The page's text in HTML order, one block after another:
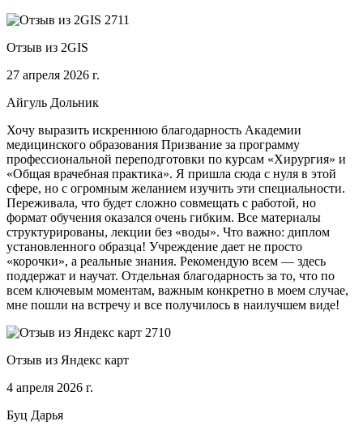
Отзыв из 2GIS
27 апреля 2026 г.
Айгуль Дольник
Хочу выразить искреннюю благодарность Академии
медицинского образования Призвание за программу
профессиональной переподготовки по курсам «Хирургия» и
«Общая врачебная практика». Я пришла сюда с нуля в этой
сфере, но с огромным желанием изучить эти специальности.
Переживала, что будет сложно совмещать с работой, но
формат обучения оказался очень гибким. Все материалы
структурированы, лекции без «воды». Что важно: диплом
установленного образца! Учреждение дает не просто
«корочки», а реальные знания. Рекомендую всем — здесь
поддержат и научат. Отдельная благодарность за то, что по
всем ключевым моментам, важным конкретно в моем случае,
мне пошли на встречу и все получилось в наилучшем виде!
Отзыв из Яндекс карт
4 апреля 2026 г.
Буц Дарья